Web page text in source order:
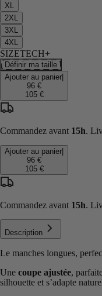
XL
2XL
3XL
4XL
SIZETECH+
Définir ma taille
Ajouter au panier
96 €
105 €
Commandez avant 15h.
Ajouter au panier
96 €
105 €
Commandez avant 15h.
Description
Le manches longues,
Une coupe ajustée,
silhouette et s’adapte